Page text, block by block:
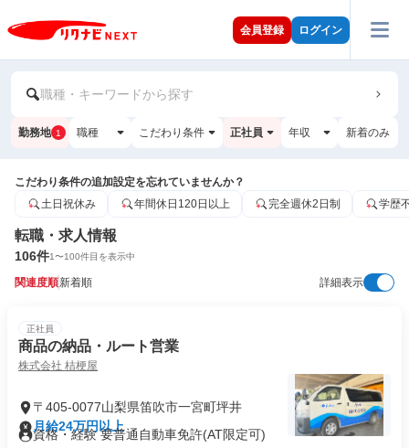
会員登録 ログイン
職種・キーワードから探す
勤務地 1 職種 こだわり条件 正社員 年収 新着のみ
こだわり条件の追加設定を忘れていませんか？
土日祝休み
年間休日120日以上 完全週休2日制 学歴
転職・求人情報
106件1〜100件目を表示中
関連度順新着順 詳細表示
正社員
商品の納品・ルート営業
株式会社 桔梗屋
〒405-0077山梨県笛吹市一宮町坪井
月給24万円以上
資格・経験 要普通自動車免許(AT限定可)